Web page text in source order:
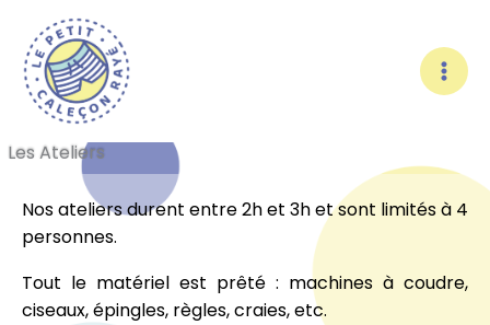
contenu
Les Ateliers
Nos ateliers durent entre 2h et 3h et sont limités à 4
personnes.
Tout le matériel est prêté : machines à coudre,
ciseaux, épingles, règles, craies, etc.